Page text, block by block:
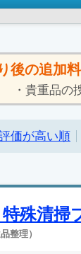
後の追加
貴重品の
価が高い順
殊清掃
整理）